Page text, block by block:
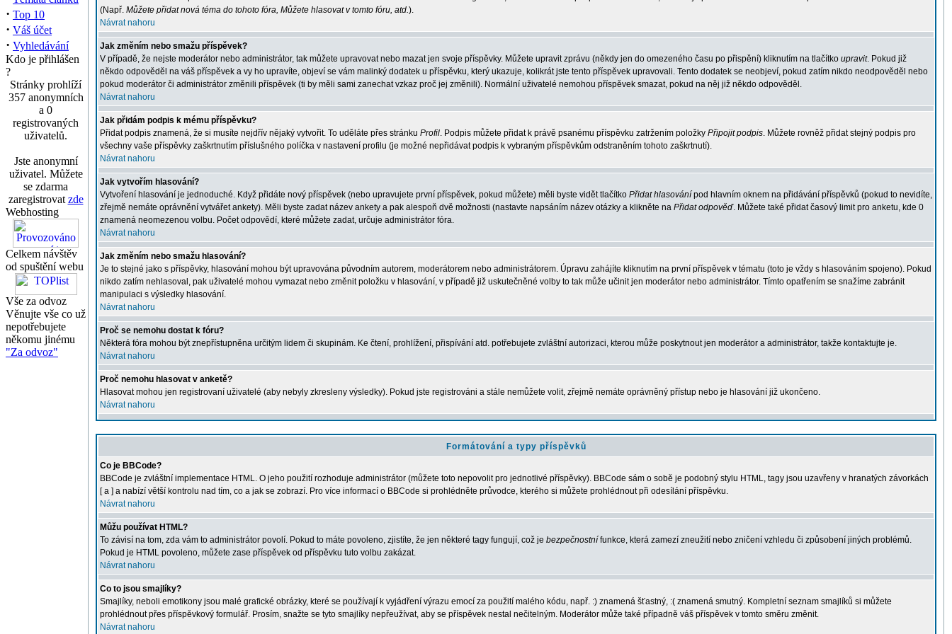
· Top 10
· Váš účet
· Vyhledávání
Kdo je přihlášen
?
Stránky prohlíží
357 anonymních
a 0
registrovaných
uživatelů.
Jste anonymní
uživatel. Můžete
se zdarma
zaregistrovat zde
Webhosting
Celkem návštěv
od spuštění webu
Vše za odvoz
Věnujte vše co už
nepotřebujete
někomu jinému
"Za odvoz"
(Např. Můžete přidat nová téma do tohoto fóra, Můžete hlasovat v tomto fóru, atd.).
Návrat nahoru
Jak změním nebo smažu příspěvek?
V případě, že nejste moderátor nebo administrátor, tak můžete upravovat nebo mazat jen svoje příspěvky. Můžete upravit zprávu (někdy jen do omezeného času po přispění) kliknutím na tlačítko upravit. Pokud již
někdo odpověděl na váš příspěvek a vy ho upravíte, objeví se vám malinký dodatek u příspěvku, který ukazuje, kolikrát jste tento příspěvek upravovali. Tento dodatek se neobjeví, pokud zatím nikdo neodpověděl nebo
pokud moderátor či administrátor změnili příspěvek (ti by měli sami zanechat vzkaz proč jej změnili). Normální uživatelé nemohou příspěvek smazat, pokud na něj již někdo odpověděl.
Návrat nahoru
Jak přidám podpis k mému příspěvku?
Přidat podpis znamená, že si musíte nejdřív nějaký vytvořit. To uděláte přes stránku Profil. Podpis můžete přidat k právě psanému příspěvku zatržením položky Připojit podpis. Můžete rovněž přidat stejný podpis pro
všechny vaše příspěvky zaškrtnutím příslušného políčka v nastavení profilu (je možné nepřidávat podpis k vybraným příspěvkům odstraněním tohoto zaškrtnutí).
Návrat nahoru
Jak vytvořím hlasování?
Vytvoření hlasování je jednoduché. Když přidáte nový příspěvek (nebo upravujete první příspěvek, pokud můžete) měli byste vidět tlačítko Přidat hlasování pod hlavním oknem na přidávání příspěvků (pokud to nevidíte,
zřejmě nemáte oprávnění vytvářet ankety). Měli byste zadat název ankety a pak alespoň dvě možnosti (nastavte napsáním název otázky a klikněte na Přidat odpověď. Můžete také přidat časový limit pro anketu, kde 0
znamená neomezenou volbu. Počet odpovědí, které můžete zadat, určuje administrátor fóra.
Návrat nahoru
Jak změním nebo smažu hlasování?
Je to stejné jako s příspěvky, hlasování mohou být upravována původním autorem, moderátorem nebo administrátorem. Úpravu zahájíte kliknutím na první příspěvek v tématu (toto je vždy s hlasováním spojeno). Pokud
nikdo zatím nehlasoval, pak uživatelé mohou vymazat nebo změnit položku v hlasování, v případě již uskutečněné volby to tak může učinit jen moderátor nebo administrátor. Tímto opatřením se snažíme zabránit
manipulaci s výsledky hlasování.
Návrat nahoru
Proč se nemohu dostat k fóru?
Některá fóra mohou být znepřístupněna určitým lidem či skupinám. Ke čtení, prohlížení, přispívání atd. potřebujete zvláštní autorizaci, kterou může poskytnout jen moderátor a administrátor, takže kontaktujte je.
Návrat nahoru
Proč nemohu hlasovat v anketě?
Hlasovat mohou jen registrovaní uživatelé (aby nebyly zkresleny výsledky). Pokud jste registrováni a stále nemůžete volit, zřejmě nemáte oprávněný přístup nebo je hlasování již ukončeno.
Návrat nahoru
Formátování a typy příspěvků
Co je BBCode?
BBCode je zvláštní implementace HTML. O jeho použití rozhoduje administrátor (můžete toto nepovolit pro jednotlivé příspěvky). BBCode sám o sobě je podobný stylu HTML, tagy jsou uzavřeny v hranatých závorkách
[ a ] a nabízí větší kontrolu nad tím, co a jak se zobrazí. Pro více informací o BBCode si prohlédněte průvodce, kterého si můžete prohlédnout při odesílání příspěvku.
Návrat nahoru
Můžu používat HTML?
To závisí na tom, zda vám to administrátor povolí. Pokud to máte povoleno, zjistíte, že jen některé tagy fungují, což je bezpečnostní funkce, která zamezí zneužití nebo zničení vzhledu či způsobení jiných problémů.
Pokud je HTML povoleno, můžete zase příspěvek od příspěvku tuto volbu zakázat.
Návrat nahoru
Co to jsou smajlíky?
Smajlíky, neboli emotikony jsou malé grafické obrázky, které se používají k vyjádření výrazu emocí za použití malého kódu, např. :) znamená šťastný, :( znamená smutný. Kompletní seznam smajlíků si můžete
prohlédnout přes příspěvkový formulář. Prosím, snažte se tyto smajlíky nepřeužívat, aby se příspěvek nestal nečitelným. Moderátor může také případně váš příspěvek v tomto směru změnit.
Návrat nahoru